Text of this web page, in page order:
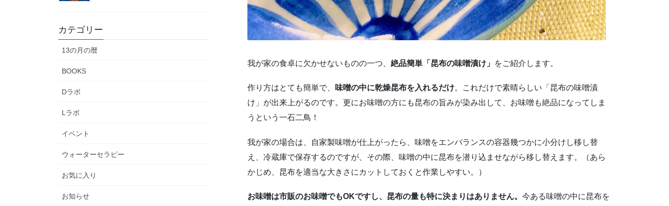
我が家の食卓に欠かせないものの一つ、 絶品簡単「昆布の味噌漬け」 をご紹介します。
作り方はとても簡単で、 味噌の中に乾燥昆布を入れるだけ。これだけで素晴らしい「昆布の味噌漬
け」が出来上がるのです。更にお味噌の方にも昆布の旨みが染み出して、お味噌も絶品になってしま
うという一石二鳥！
我が家の場合は、自家製味噌が仕上がったら、味噌をエンバランスの容器幾つかに小分けし移し替
え、冷蔵庫で保存するのですが、その際、味噌の中に昆布を潜り込ませながら移し替えます。（あら
かじめ、昆布を適当な大きさにカットしておくと作業しやすい。）
お味噌は市販のお味噌でもOKですし、昆布の量も特に決まりはありません。 今ある味噌の中に昆布を
カテゴリー
13の月の暦
BOOKS
Dラボ
Lラボ
イベント
ウォーターセラピー
お気に入り
お知らせ